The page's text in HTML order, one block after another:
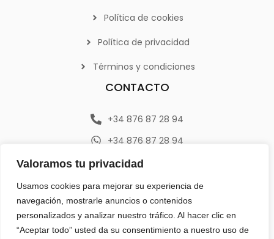
Valoramos tu privacidad
Usamos cookies para mejorar su experiencia de
navegación, mostrarle anuncios o contenidos
personalizados y analizar nuestro tráfico. Al hacer clic en
“Aceptar todo” usted da su consentimiento a nuestro uso de
Política de cookies
Política de privacidad
Términos y condiciones
CONTACTO
+34 876 87 28 94
+34 876 87 28 94
info@emerplan.es
Av. República Argentina 9, 46800 (Xàtiva) Valencia